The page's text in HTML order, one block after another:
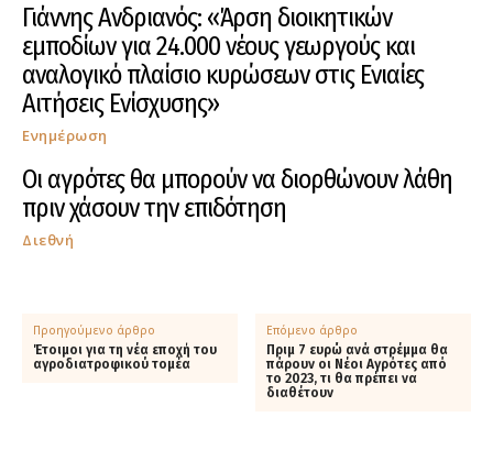
Γιάννης Ανδριανός: «Άρση διοικητικών
εμποδίων για 24.000 νέους γεωργούς και
αναλογικό πλαίσιο κυρώσεων στις Ενιαίες
Αιτήσεις Ενίσχυσης»
Ενημέρωση
Οι αγρότες θα μπορούν να διορθώνουν λάθη
πριν χάσουν την επιδότηση
Διεθνή
Προηγούμενο άρθρο
Έτοιμοι για τη νέα εποχή του
αγροδιατροφικού τομέα
Επόμενο άρθρο
Πριμ 7 ευρώ ανά στρέμμα θα
πάρουν οι Νέοι Αγρότες από
το 2023, τι θα πρέπει να
διαθέτουν